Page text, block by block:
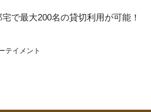
で最大200名の貸切利用が可能！
テイメント